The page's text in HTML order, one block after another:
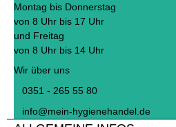
Montag bis Donnerstag
von 8 Uhr bis 17 Uhr
und Freitag
von 8 Uhr bis 14 Uhr
Wir über uns
0351 - 265 55 80
info@mein-hygienehandel.de